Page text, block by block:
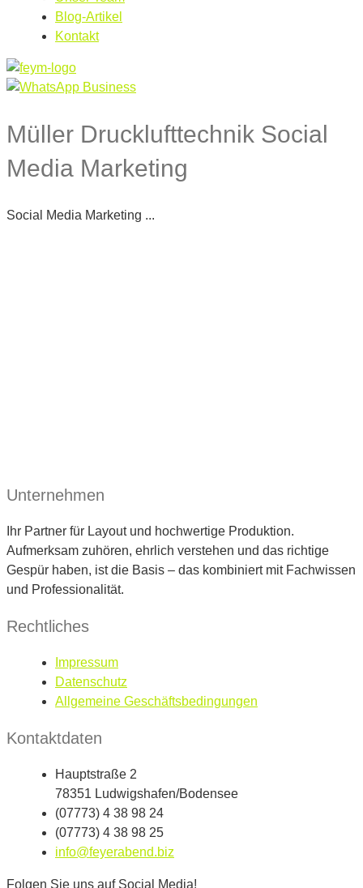
Blog-Artikel
Kontakt
Müller Drucklufttechnik Social
Media Marketing
Social Media Marketing ...
Unternehmen
Ihr Partner für Layout und hochwertige Produktion.
Aufmerksam zuhören, ehrlich verstehen und das richtige
Gespür haben, ist die Basis – das kombiniert mit Fachwissen
und Professionalität.
Rechtliches
Impressum
Datenschutz
Allgemeine Geschäftsbedingungen
Kontaktdaten
Hauptstraße 2
78351 Ludwigshafen/Bodensee
(07773) 4 38 98 24
(07773) 4 38 98 25
info@feyerabend.biz
Folgen Sie uns auf Social Media!